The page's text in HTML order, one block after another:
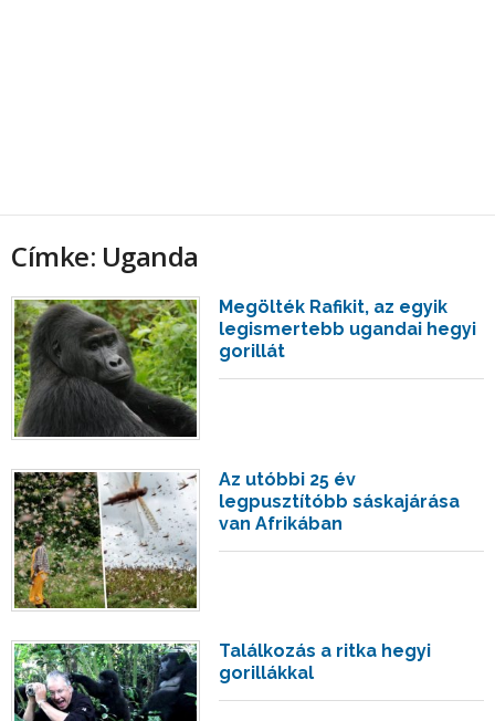
Címke: Uganda
Megölték Rafikit, az egyik
legismertebb ugandai hegyi
gorillát
Az utóbbi 25 év
legpusztítóbb sáskajárása
van Afrikában
Találkozás a ritka hegyi
gorillákkal